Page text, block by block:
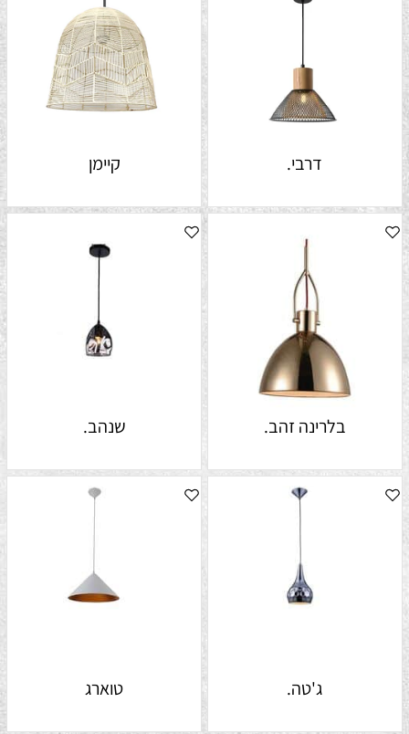
דרבי. קיימן
בלרינה זהב. שנהב.
ג'טה. טוארג